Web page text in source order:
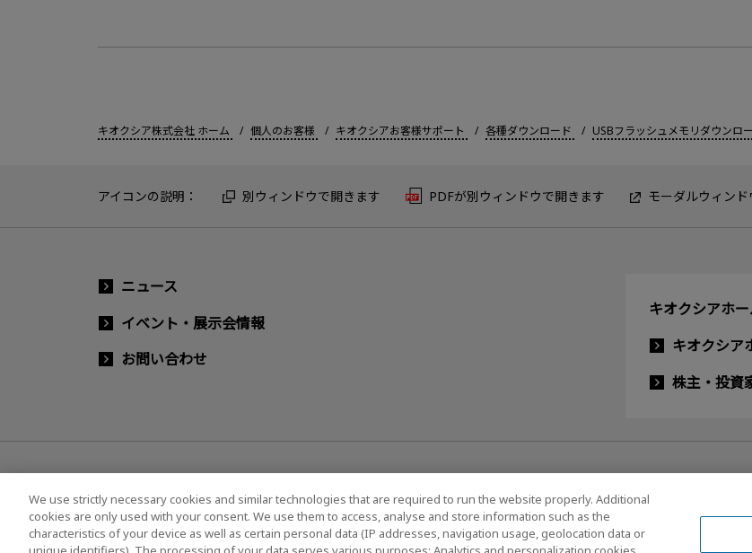
キオクシア株式会社 ホーム 個人のお客様 キオクシアお客様サポート 各種ダウンロード USBフラッシュメモリダウンロ
アイコンの説明： 別ウィンドウで開きます PDFが別ウィンドウで開きます モーダルウィン
ニュース
イベント・展示会情報
お問い合わせ
キオクシアホ
キオクシア
株主・投資
ソーシャルメディア公式アカウント一覧 ソーシャルメディアポリシー
We use strictly necessary cookies and similar technologies that are required to run the website properly. Additional
cookies are only used with your consent. We use them to access, analyse and store information such as the
characteristics of your device as well as certain personal data (IP addresses, navigation usage, geolocation data or